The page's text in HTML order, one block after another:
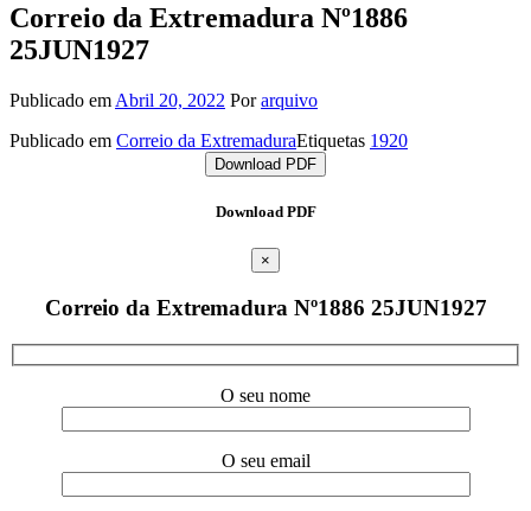
Correio da Extremadura Nº1886
25JUN1927
Publicado em Abril 20, 2022 Porarquivo
Publicado em Correio da ExtremaduraEtiquetas 1920
Download PDF
Download PDF
×
Correio da Extremadura Nº1886 25JUN1927
O seu nome
O seu email